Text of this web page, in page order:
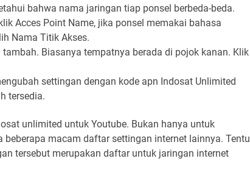
bahwa nama jaringan tiap ponsel berbeda-beda.
Acces Point Name, jika ponsel memakai bahasa
Nama Titik Akses.
Biasanya tempatnya berada di pojok kanan. Klik
settingan dengan kode apn Indosat Unlimited
tersedia.
unlimited untuk Youtube. Bukan hanya untuk
beberapa macam daftar settingan internet lainnya. Tentu
tersebut merupakan daftar untuk jaringan internet